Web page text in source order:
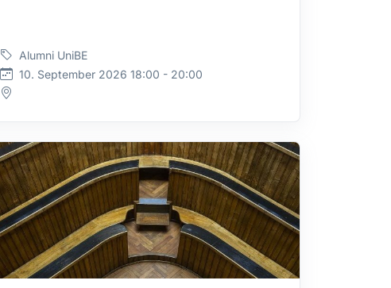
Alumni UniBE
10. September 2026 18:00 - 20:00